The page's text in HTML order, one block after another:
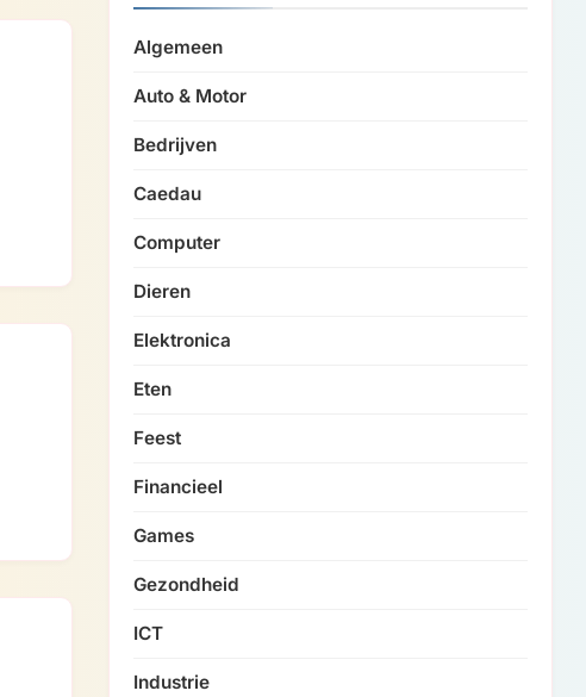
Algemeen
Auto & Motor
Bedrijven
Caedau
Computer
Dieren
Elektronica
Eten
Feest
Financieel
Games
Gezondheid
ICT
Industrie